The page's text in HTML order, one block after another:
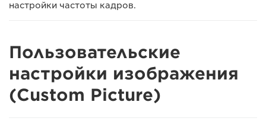
настройки частоты кадров.
Пользовательские
настройки изображения
(Custom Picture)